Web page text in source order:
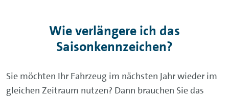
Wie verlängere ich das
Saisonkennzeichen?
Sie möchten Ihr Fahrzeug im nächsten Jahr wieder im
gleichen Zeitraum nutzen? Dann brauchen Sie das